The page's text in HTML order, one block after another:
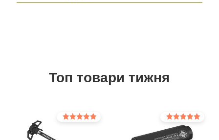
Топ товари тижня
Оцінено в
5.00
з 5